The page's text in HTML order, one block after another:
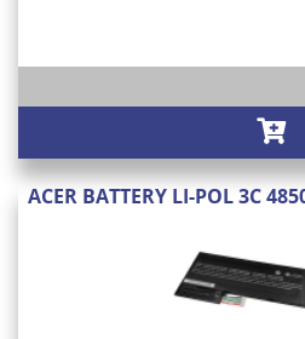
ACER BATTERY LI-POL 3C